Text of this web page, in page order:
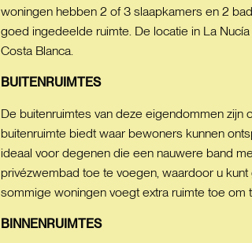
woningen hebben 2 of 3 slaapkamers en 2
goed ingedeelde ruimte. De locatie in La
Costa Blanca.
BUITENRUIMTES
De buitenruimtes van deze eigendommen zijn
buitenruimte biedt waar bewoners kunnen
ideaal voor degenen die een nauwere band
privézwembad toe te voegen, waardoor u
sommige woningen voegt extra ruimte toe om
BINNENRUIMTES